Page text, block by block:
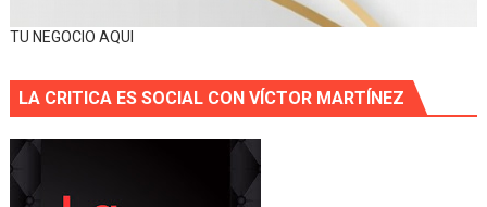
TU NEGOCIO AQUI
LA CRITICA ES SOCIAL CON VÍCTOR MARTÍNEZ